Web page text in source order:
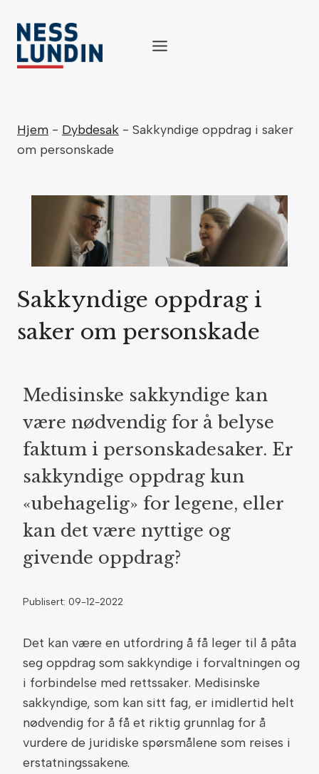
content
Hjem - Dybdesak - Sakkyndige oppdrag i saker
om personskade
Sakkyndige oppdrag i
saker om personskade
Medisinske sakkyndige kan
være nødvendig for å belyse
faktum i personskadesaker. Er
sakkyndige oppdrag kun
«ubehagelig» for legene, eller
kan det være nyttige og
givende oppdrag?
Publisert: 09-12-2022
Det kan være en utfordring å få leger til å påta
seg oppdrag som sakkyndige i forvaltningen og
i forbindelse med rettssaker. Medisinske
sakkyndige, som kan sitt fag, er imidlertid helt
nødvendig for å få et riktig grunnlag for å
vurdere de juridiske spørsmålene som reises i
erstatningssakene.